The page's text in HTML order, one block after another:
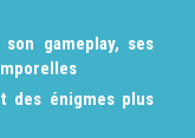
gameplay, ses
des énigmes plus